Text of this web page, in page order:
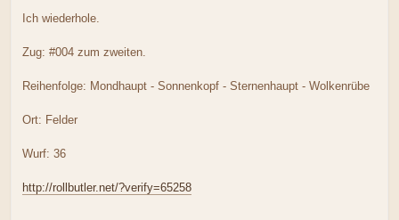
Ich wiederhole.
Zug: #004 zum zweiten.
Reihenfolge: Mondhaupt - Sonnenkopf - Sternenhaupt - Wolkenrübe
Ort: Felder
Wurf: 36
http://rollbutler.net/?verify=65258